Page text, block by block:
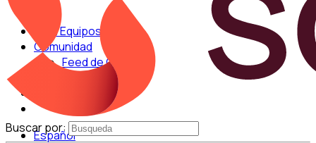
Para Equipos
Comunidad
Feed de Cocina
Español
Buscar por: